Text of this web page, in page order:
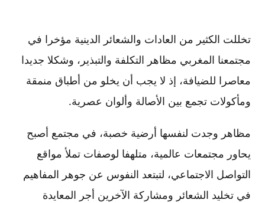
تخللت الكثير من العادات والشعائر الدينية مؤخرا في
مجتمعنا المغربي مظاهر التكلفة والتبذير، وشكلا جديدا
معاصرا للضيافة، إذ لا يجب أن يخلو من أطباق منمقة
ومأكولات تجمع بين الأصالة وألوان عصرية.
مظاهر وجدت لنفسها أرضية خصبة، في مجتمع أصبح
يحاور مجتمعات عالمية، متلهفا لوصفات تملأ مواقع
التواصل الاجتماعي، لتبتعد النفوس عن جوهر المفاهيم
في تخليد الشعائر ومشاركة الآخرين أجر المعايدة